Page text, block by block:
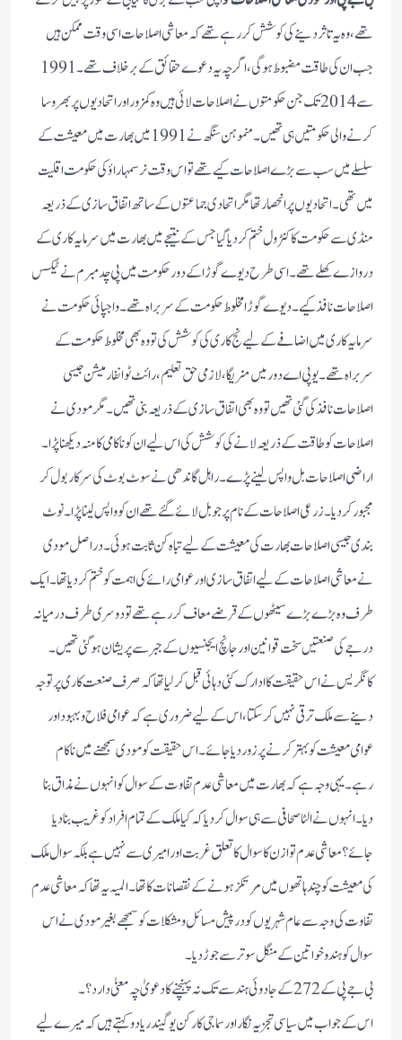
تھے، وہ یہ تاثر دینے کی کوشش کر رہے تھے کہ معاشی اصلاحات اسی وقت ممکن ہیں
جب ان کی طاقت مضبوط ہوگی، اگرچہ یہ دعوے حقائق کے برخلاف تھے۔1991
سے 2014 تک جن حکومتوں نے اصلاحات لائی ہیں وہ کمزور اور اتحادیوں پر بھروسا
کرنے والی حکومتیں ہی تھیں۔ منموہن سنگھ نے 1991 میں بھارت میں معیشت کے
سلسلے میں سب سے بڑے اصلاحات کیے تھے تو اس وقت نرسمہا راؤ کی حکومت اقلیت
میں تھی۔اتحادیوں پر انحصار تھا مگر اتحادی جماعتوں کے ساتھ اتفاق سازی کے ذریعہ
منڈی سے حکومت کا کنٹرول ختم کر دیا گیا جس کے نتیجے میں بھارت میں سرمایہ کاری کے
دروازے کھلےتھے۔ اسی طرح دیوے گوڑا کے دور حکومت میں پی چدمبرم نے ٹیکس
اصلاحات نافذ کیے۔ دیوے گوڑا مخلوط حکومت کے سربراہ تھے۔ واجپائی حکومت نے
سرمایہ کاری میں اضافے کے لیے نج کاری کی کوشش کی تو وہ بھی مخلوط حکومت کے
سربراہ تھے۔ یو پی اے دور میں منریگا، لازمی حق تعلیم، رائٹ ٹو انفارمیشن جیسی
اصلاحات نافذ کی گئی تھیں تو وہ بھی اتفاق سازی کے ذریعہ بنی تھیں۔ مگر مودی نے
اصلاحات کو طاقت کے ذریعہ لانے کی کوشش کی اس لیے ان کو ناکامی کا منہ دیکھنا پڑا۔
اراضی اصلاحات بل واپس لینے پڑے۔ راہل گاندھی نے سوٹ بوٹ کی سرکار بول کر
مجبور کر دیا۔ زرعی اصلاحات کے نام پر جو بل لائے گئے تھے ان کو واپس لینا پڑا۔ نوٹ
بندی جیسی اصلاحات بھارت کی معیشت کے لیے تباہ کن ثابت ہوئی۔ دراصل مودی
نے معاشی اصلاحات کے لیے اتفاق سازی اور عوامی رائے کی اہمت کو ختم کر دیا تھا۔ ایک
طرف وہ بڑے بڑے سیٹھوں کے قرضے معاف کر رہے تھے تو دوسری طرف درمیانہ
درجے کی صنعتیں سخت قوانین اور جانچ ایجنسیوں کے جبر سے پریشان ہوگئی تھیں۔
کانگریس نے اس حقیقت کا ادارک کئی دہائی قبل کرلیا تھا کہ صرف صنعت کاری پر توجہ
دینے سے ملک ترقی نہیں کر سکتا، اس کے لیے ضروری ہے کہ عوامی فلاح و بہبود اور
عوامی معیشت کو بہتر کرنے پر زور دیا جائے۔ اس حقیقت کو مودی سمجھنے میں ناکام
رہے۔ یہی وجہ ہے کہ بھارت میں معاشی عدم تفاوت کے سوال کو انہوں نے مذاق بنا
دیا۔انہوں نے الٹا صحافی سے ہی سوال کر دیا کہ کیا ملک کے تمام افراد کو غریب بنا دیا
جائے؟ معاشی عدم توازن کا سوال کا تعلق غربت اور امیری سے نہیں ہے بلکہ سوال ملک
کی معیشت کو چند ہاتھوں میں مرتکز ہونے کے نقصانات کا تھا۔ المیہ یہ تھا کہ معاشی عدم
تفاوت کی وجہ سے عام شہریوں کو درپیش مسائل و مشکلات کو سمجھے بغیر مودی نے اس
سوال کو ہندو خواتین کے منگل سوتر سے جوڑ دیا۔
بی جے پی کے 272 کے جادوئی ہندسے تک نہ پہنچنے کا دعویٰ چہ معنیٰ دارد؟۔
اس کے جواب میں سیاسی تجزیہ نگار اور سماجی کارکن یوگیندر یادو کہتے ہیں کہ میرے لیے